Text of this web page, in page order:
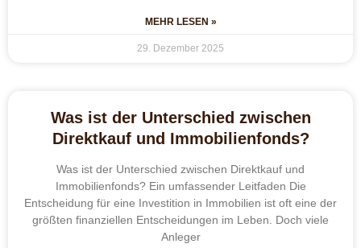
MEHR LESEN »
29. Dezember 2025
Was ist der Unterschied zwischen
Direktkauf und Immobilienfonds?
Was ist der Unterschied zwischen Direktkauf und
Immobilienfonds? Ein umfassender Leitfaden Die
Entscheidung für eine Investition in Immobilien ist oft eine der
größten finanziellen Entscheidungen im Leben. Doch viele
Anleger